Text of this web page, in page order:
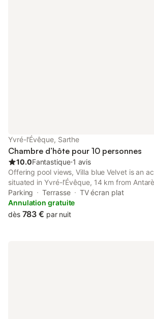
Yvré-l'Évêque, Sarthe
Chambre d’hôte pour 10 personnes
10.0Fantastique⋅1 avis
Offering pool views, Villa blue Velvet is an
situated in Yvré-lʼÉvêque, 14 km from
Le Mansgolfier Golf Club. This property
terrace and free private parking.
Parking Terrasse
TV écran plat
Annulation gratuite
dès 783 € par nuit